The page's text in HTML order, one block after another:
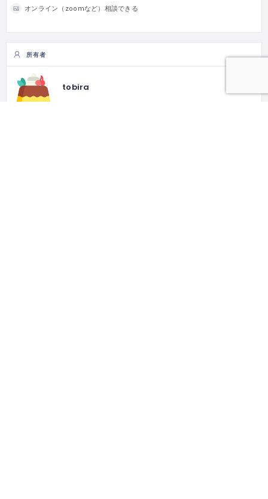
オンライン（zoomなど）相談できる
所有者
tobira